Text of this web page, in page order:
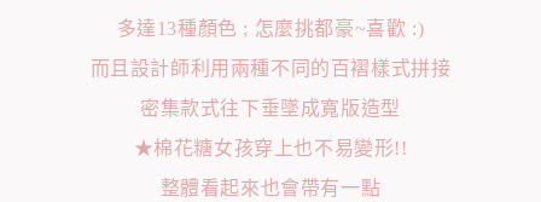
多達13種顏色 ; 怎麼挑都豪~喜歡 :)
而且設計師利用兩種不同的百褶樣式拼接
密集款式往下垂墜成寬版造型
★棉花糖女孩穿上也不易變形!!
整體看起來也會帶有一點